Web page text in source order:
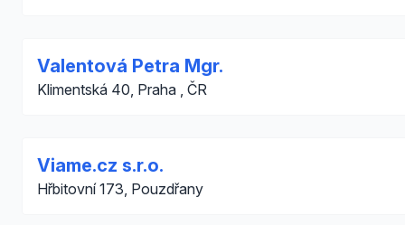
Valentová Petra Mgr.
Klimentská 40, Praha , ČR
Viame.cz s.r.o.
Hřbitovní 173, Pouzdřany